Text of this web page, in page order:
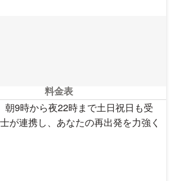
料金表
9時から夜22時まで土日祝日も受
が連携し、あなたの再出発を力強く